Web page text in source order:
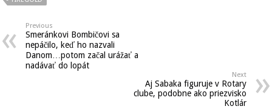
Previous
Smeránkovi Bombičovi sa
nepáčilo, keď ho nazvali
Danom…potom začal urážať a
nadávať do lopát
Next
Aj Sabaka figuruje v Rotary
clube, podobne ako priezvisko
Kotlár